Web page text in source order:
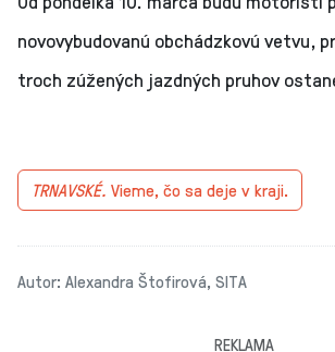
novovybudovanú obchádzkovú vetvu,
troch zúžených jazdných pruhov
TRNAVSKÉ. Vieme, čo sa deje v kraji.
Autor: Alexandra Štofirová, SITA
REKLAMA